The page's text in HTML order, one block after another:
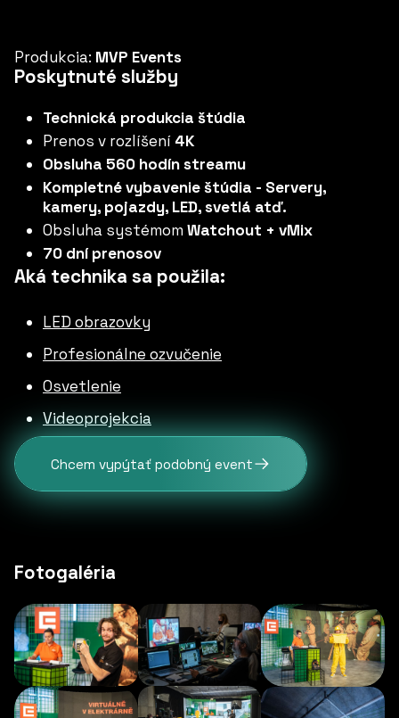
Produkcia: MVP Events
Poskytnuté služby
Technická produkcia štúdia
Prenos v rozlíšení 4K
Obsluha 560 hodín streamu
Kompletné vybavenie štúdia - Servery,
kamery, pojazdy, LED, svetlá atď.
Obsluha systémom Watchout + vMix
70 dní prenosov
Aká technika sa použila:
LED obrazovky
Profesionálne ozvučenie
Osvetlenie
Videoprojekcia
Chcem vypýtať podobný event
Fotogaléria